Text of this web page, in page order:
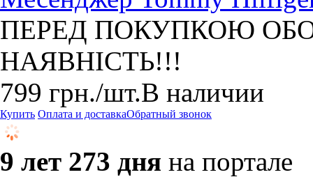
ПЕРЕД ПОКУПКОЮ
НАЯВНІСТЬ!!!
799 грн./шт.В наличии
Купить Оплата и доставкаОбратный звонок
9 лет 273 дня на портале